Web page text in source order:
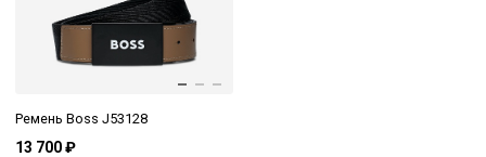
Ремень Boss J53128
13 700 ₽